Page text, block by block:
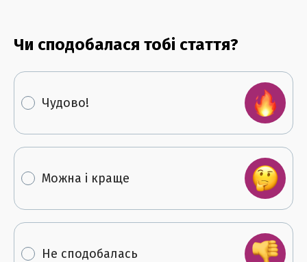
Чи сподобалася тобі стаття?
Чудово!
Можна і краще
Не сподобалась